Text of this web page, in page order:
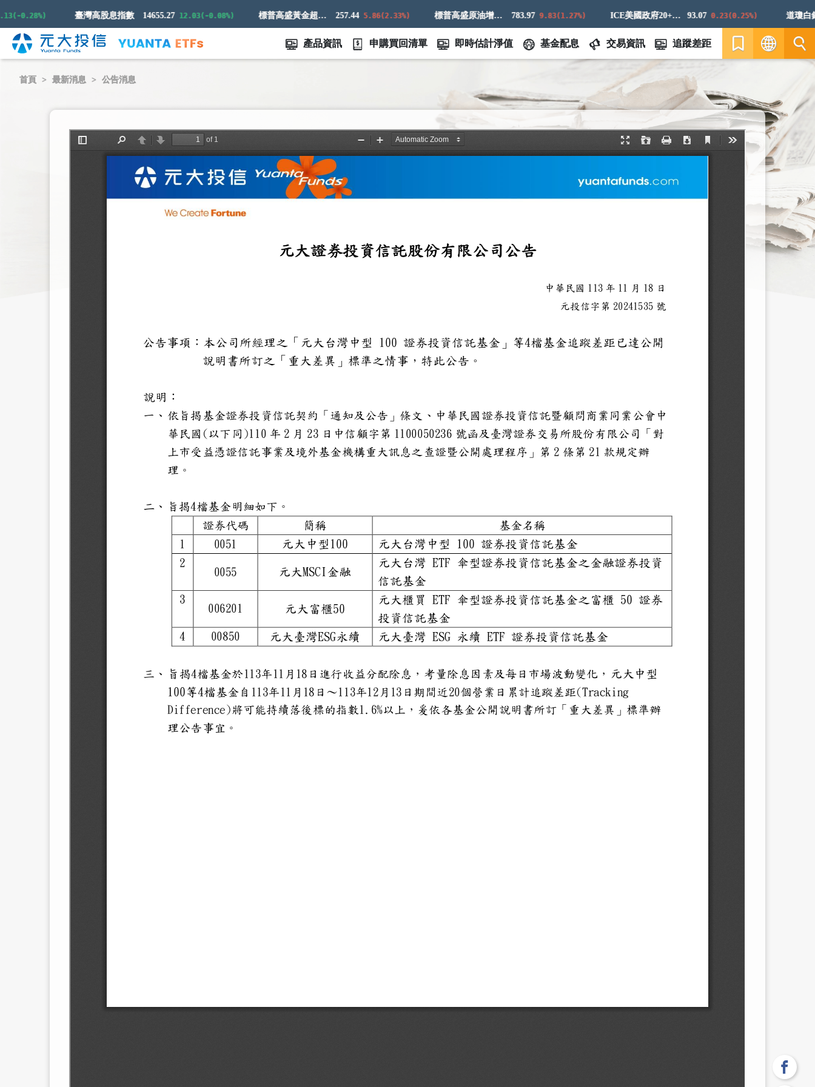
0.28%) 臺灣高股息指數 14655.27 12.03(-0.08%) 標普高盛黃金超額回報指數 257.44 5.86(2.33%) 標普高盛原油增強超額回報指數 783.97 9.83(1.27%) ICE美國政府20+年期債券指數 93.07 0.23(0.25%) 道瓊白銀
產品資訊 申購買回清單 即時估計淨值 基金配息 交易資訊 追蹤差距
EN
首頁 最新消息 公告消息